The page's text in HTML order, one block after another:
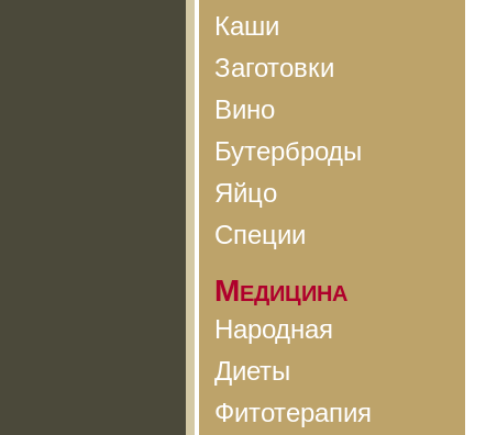
Каши
Заготовки
Вино
Бутерброды
Яйцо
Специи
Медицина
Народная
Диеты
Фитотерапия